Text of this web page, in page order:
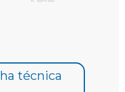
técnica